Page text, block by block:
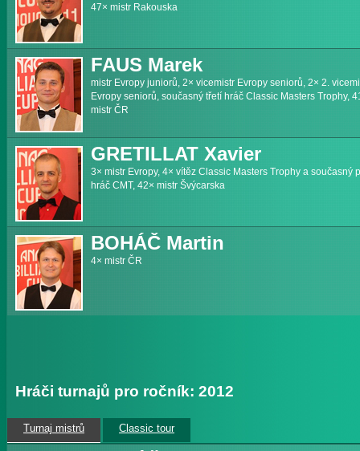
47× mistr Rakouska
FAUS Marek
mistr Evropy juniorů, 2× vicemistr Evropy seniorů, 2× 2.
Evropy seniorů, současný třetí hráč Classic Masters Trophy,
mistr ČR
GRETILLAT Xavier
3× mistr Evropy, 4× vítěz Classic Masters Trophy a současný
hráč CMT, 42× mistr Švýcarska
BOHÁČ Martin
4× mistr ČR
Hráči turnajů pro ročník: 2012
Turnaj mistrů Classic tour